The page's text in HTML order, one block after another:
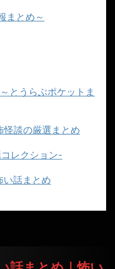
まとめ～
とうらぶポケットま
談の厳選まとめ
レクション-
話まとめ